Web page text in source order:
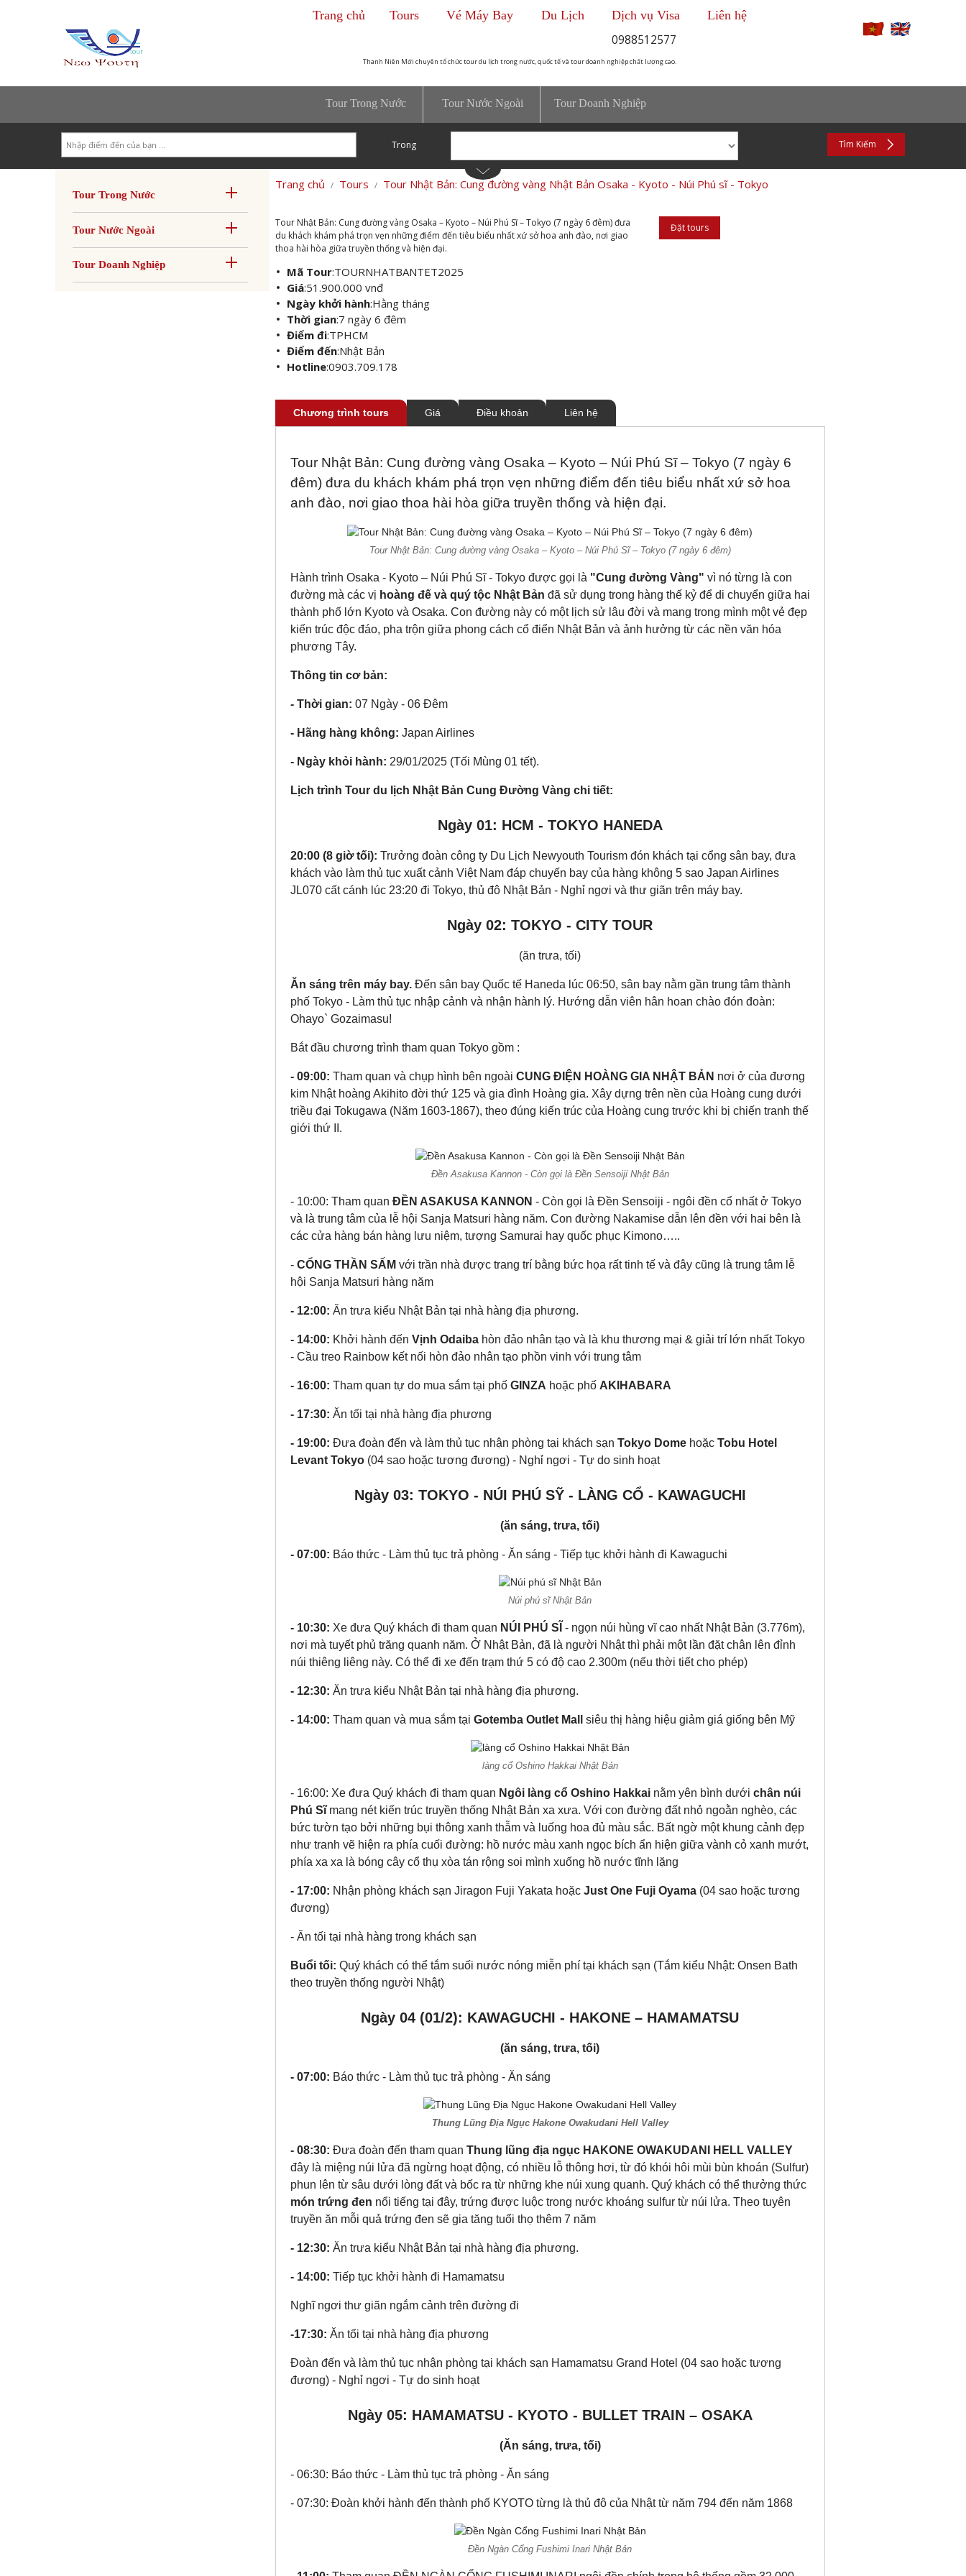
0988512577
Thanh Niên Mới chuyên tổ chức tour du lịch trong nước, quốc tế và tour doanh nghiệp chất lượng cao.
Trang chủ Tours Vé Máy Bay Du Lịch Dịch vụ Visa Liên hệ
Tour Trong Nước Tour Nước Ngoài Tour Doanh Nghiệp
Search
Trong Tìm Kiếm
Tour Trong Nước
Tour Nước Ngoài
Tour Doanh Nghiệp
Trang chủ Tours Tour Nhật Bản: Cung đường vàng Nhật Bản Osaka - Kyoto - Núi Phú sĩ - Tokyo
Tour Nhật Bản: Cung đường vàng Osaka – Kyoto – Núi Phú Sĩ – Tokyo (7 ngày 6 đêm) đưa
du khách khám phá trọn vẹn những điểm đến tiêu biểu nhất xứ sở hoa anh đào, nơi giao
thoa hài hòa giữa truyền thống và hiện đại.
Mã Tour:TOURNHATBANTET2025
Giá:51.900.000 vnđ
Ngày khởi hành:Hằng tháng
Thời gian:7 ngày 6 đêm
Điểm đi:TPHCM
Điểm đến:Nhật Bản
Hotline:0903.709.178
Đặt tours
Chương trình tours Giá Điều khoản Liên hệ
Tour Nhật Bản: Cung đường vàng Osaka – Kyoto – Núi Phú Sĩ – Tokyo (7 ngày 6
đêm) đưa du khách khám phá trọn vẹn những điểm đến tiêu biểu nhất xứ sở hoa
anh đào, nơi giao thoa hài hòa giữa truyền thống và hiện đại.
Tour Nhật Bản: Cung đường vàng Osaka – Kyoto – Núi Phú Sĩ – Tokyo (7 ngày 6 đêm)
Hành trình Osaka - Kyoto – Núi Phú Sĩ - Tokyo được gọi là "Cung đường Vàng" vì nó từng là con
đường mà các vị hoàng đế và quý tộc Nhật Bản đã sử dụng trong hàng thế kỷ để di chuyển giữa hai
thành phố lớn Kyoto và Osaka. Con đường này có một lịch sử lâu đời và mang trong mình một vẻ đẹp
kiến trúc độc đáo, pha trộn giữa phong cách cổ điển Nhật Bản và ảnh hưởng từ các nền văn hóa
phương Tây.
Thông tin cơ bản:
- Thời gian: 07 Ngày - 06 Đêm
- Hãng hàng không: Japan Airlines
- Ngày khỏi hành: 29/01/2025 (Tối Mùng 01 tết).
Lịch trình Tour du lịch Nhật Bản Cung Đường Vàng chi tiết:
Ngày 01: HCM - TOKYO HANEDA
20:00 (8 giờ tối): Trưởng đoàn công ty Du Lịch Newyouth Tourism đón khách tại cổng sân bay, đưa
khách vào làm thủ tục xuất cảnh Việt Nam đáp chuyến bay của hàng không 5 sao Japan Airlines
JL070 cất cánh lúc 23:20 đi Tokyo, thủ đô Nhật Bản - Nghỉ ngơi và thư giãn trên máy bay.
Ngày 02: TOKYO - CITY TOUR
(ăn trưa, tối)
Ăn sáng trên máy bay.Đến sân bay Quốc tế Haneda lúc 06:50, sân bay nằm gần trung tâm thành
phố Tokyo - Làm thủ tục nhập cảnh và nhận hành lý. Hướng dẫn viên hân hoan chào đón đoàn:
Ohayo` Gozaimasu!
Bắt đầu chương trình tham quan Tokyo gồm :
- 09:00: Tham quan và chụp hình bên ngoài CUNG ĐIỆN HOÀNG GIA NHẬT BẢN nơi ở của đương
kim Nhật hoàng Akihito đời thứ 125 và gia đình Hoàng gia. Xây dựng trên nền của Hoàng cung dưới
triều đại Tokugawa (Năm 1603-1867), theo đúng kiến trúc của Hoàng cung trước khi bị chiến tranh thế
giới thứ II.
Đền Asakusa Kannon - Còn gọi là Đền Sensoiji Nhật Bản
- 10:00: Tham quan ĐỀN ASAKUSA KANNON - Còn gọi là Đền Sensoiji - ngôi đền cổ nhất ở Tokyo
và là trung tâm của lễ hội Sanja Matsuri hàng năm. Con đường Nakamise dẫn lên đền với hai bên là
các cửa hàng bán hàng lưu niệm, tượng Samurai hay quốc phục Kimono…..
- CỔNG THẦN SẤM với trần nhà được trang trí bằng bức họa rất tinh tế và đây cũng là trung tâm lễ
hội Sanja Matsuri hàng năm
- 12:00: Ăn trưa kiểu Nhật Bản tại nhà hàng địa phương.
- 14:00: Khởi hành đến Vịnh Odaibahòn đảo nhân tạo và là khu thương mại & giải trí lớn nhất Tokyo
- Cầu treo Rainbow kết nối hòn đảo nhân tạo phồn vinh với trung tâm
- 16:00: Tham quan tự do mua sắm tại phố GINZA hoặc phố AKIHABARA
- 17:30: Ăn tối tại nhà hàng địa phương
- 19:00: Đưa đoàn đến và làm thủ tục nhận phòng tại khách sạn Tokyo Domehoặc Tobu Hotel
Levant Tokyo(04 sao hoặc tương đương) - Nghỉ ngơi - Tự do sinh hoạt
Ngày 03: TOKYO - NÚI PHÚ SỸ - LÀNG CỔ - KAWAGUCHI
(ăn sáng, trưa, tối)
- 07:00: Báo thức - Làm thủ tục trả phòng - Ăn sáng - Tiếp tục khởi hành đi Kawaguchi
Núi phú sĩ Nhật Bản
- 10:30: Xe đưa Quý khách đi tham quan NÚI PHÚ SĨ - ngọn núi hùng vĩ cao nhất Nhật Bản (3.776m),
nơi mà tuyết phủ trăng quanh năm. Ở Nhật Bản, đã là người Nhật thì phải một lần đặt chân lên đỉnh
núi thiêng liêng này. Có thể đi xe đến trạm thứ 5 có độ cao 2.300m (nếu thời tiết cho phép)
- 12:30: Ăn trưa kiểu Nhật Bản tại nhà hàng địa phương.
- 14:00: Tham quan và mua sắm tại Gotemba Outlet Mall siêu thị hàng hiệu giảm giá giống bên Mỹ
làng cổ Oshino Hakkai Nhật Bản
- 16:00: Xe đưa Quý khách đi tham quan Ngôi làng cổ Oshino Hakkainằm yên bình dưới chân núi
Phú Sĩmang nét kiến trúc truyền thống Nhật Bản xa xưa. Với con đường đất nhỏ ngoằn nghèo, các
bức tườn tạo bởi những bụi thông xanh thẫm và luống hoa đủ màu sắc. Bất ngờ một khung cảnh đẹp
như tranh vẽ hiện ra phía cuối đường: hồ nước màu xanh ngọc bích ẩn hiện giữa vành cỏ xanh mướt,
phía xa xa là bóng cây cổ thụ xòa tán rộng soi mình xuống hồ nước tĩnh lặng
- 17:00: Nhận phòng khách sạn Jiragon Fuji Yakata hoặc Just One Fuji Oyama(04 sao hoặc tương
đương)
- Ăn tối tại nhà hàng trong khách sạn
Buổi tối: Quý khách có thể tắm suối nước nóng miễn phí tại khách sạn (Tắm kiểu Nhật: Onsen Bath
theo truyền thống người Nhật)
Ngày 04 (01/2): KAWAGUCHI - HAKONE – HAMAMATSU
(ăn sáng, trưa, tối)
- 07:00: Báo thức - Làm thủ tục trả phòng - Ăn sáng
Thung Lũng Địa Ngục Hakone Owakudani Hell Valley
- 08:30: Đưa đoàn đến tham quan Thung lũng địa ngục HAKONE OWAKUDANI HELL VALLEY
đây là miệng núi lửa đã ngừng hoạt động, có nhiều lỗ thông hơi, từ đó khói hôi mùi bùn khoán (Sulfur)
phun lên từ sâu dưới lòng đất và bốc ra từ những khe núi xung quanh. Quý khách có thể thưởng thức
món trứng đen nổi tiếng tại đây, trứng được luộc trong nước khoáng sulfur từ núi lửa. Theo tuyên
truyền ăn mỗi quả trứng đen sẽ gia tăng tuổi thọ thêm 7 năm
- 12:30: Ăn trưa kiểu Nhật Bản tại nhà hàng địa phương.
- 14:00: Tiếp tục khởi hành đi Hamamatsu
Nghĩ ngơi thư giãn ngắm cảnh trên đường đi
-17:30: Ăn tối tại nhà hàng địa phương
Đoàn đến và làm thủ tục nhận phòng tại khách sạn Hamamatsu Grand Hotel (04 sao hoặc tương
đương) - Nghỉ ngơi - Tự do sinh hoạt
Ngày 05: HAMAMATSU - KYOTO - BULLET TRAIN – OSAKA
(Ăn sáng, trưa, tối)
- 06:30: Báo thức - Làm thủ tục trả phòng - Ăn sáng
- 07:30: Đoàn khởi hành đến thành phố KYOTO từng là thủ đô của Nhật từ năm 794 đến năm 1868
Đền Ngàn Cổng Fushimi Inari Nhật Bản